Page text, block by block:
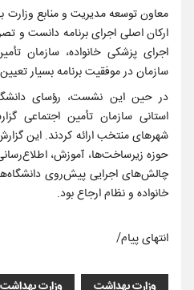
معاون توسعه مدیریت و منابع وزارت
ارکان اصلی اجرای برنامه دانست و
اجرای پزشکی خانواده، سازمان
سازمان در موفقیت برنامه بسیار
در حین این نشست، رؤسای
استانی سازمان تأمین اجتماعی
شهرهای منتخب ارائه کردند. این
حوزه زیرساخت‌ها، آموزش،
چالش‌های اجرایی پیش‌روی
خانواده و نظام ارجاع بود.
انتهای پیام/